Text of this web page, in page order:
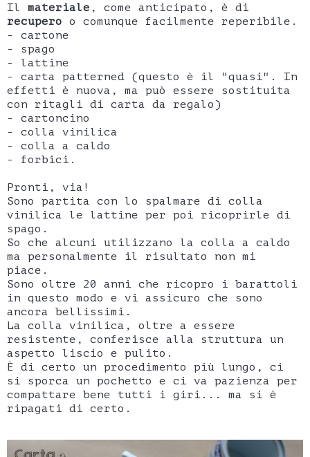
Il materiale , come anticipato, è di
recupero o comunque facilmente reperibile.
- cartone
- spago
- lattine
- carta patterned (questo è il "quasi". In
effetti è nuova, ma può essere sostituita
con ritagli di carta da regalo)
- cartoncino
- colla vinilica
- colla a caldo
- forbici.
Pronti, via!
Sono partita con lo spalmare di colla
vinilica le lattine per poi ricoprirle di
spago.
So che alcuni utilizzano la colla a caldo
ma personalmente il risultato non mi
piace.
Sono oltre 20 anni che ricopro i barattoli
in questo modo e vi assicuro che sono
ancora bellissimi.
La colla vinilica, oltre a essere
resistente, conferisce alla struttura un
aspetto liscio e pulito.
È di certo un procedimento più lungo, ci
si sporca un pochetto e ci va pazienza per
compattare bene tutti i giri... ma si è
ripagati di certo.